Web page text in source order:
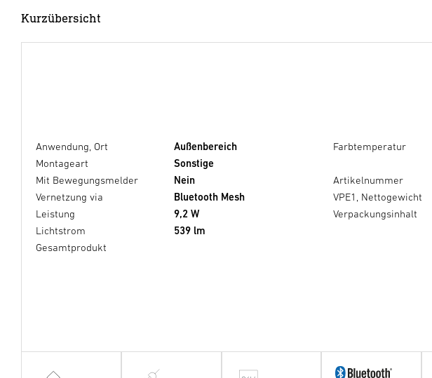
Kurzübersicht
Anwendung, Ort
Außenbereich
Montageart
Sonstige
Mit Bewegungsmelder
Nein
Vernetzung via
Bluetooth Mesh
Leistung
9,2 W
Lichtstrom
Gesamtprodukt
539 lm
Farbtemperatur
Artikelnummer
VPE1, Nettogewicht
Verpackungsinhalt